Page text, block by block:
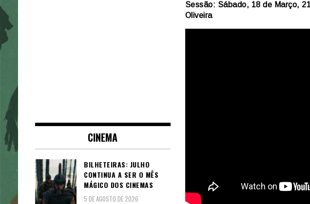
Sessão: Sábado, 18 de Março,
Oliveira
CINEMA
BILHETEIRAS: JULHO
CONTINUA A SER O MÊS
MÁGICO DOS CINEMAS
5 DE AGOSTO DE 2026